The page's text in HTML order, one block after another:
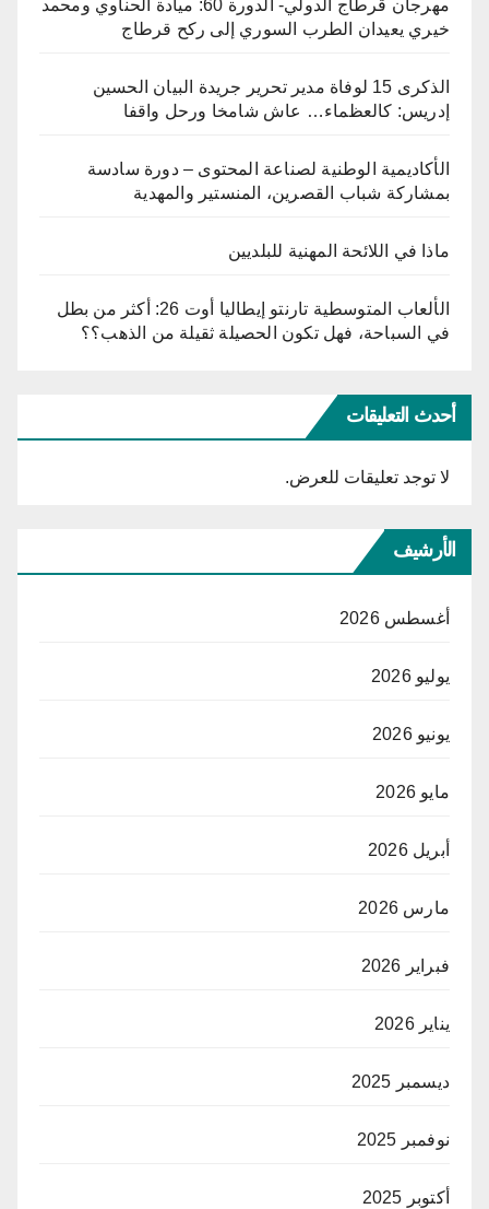
مهرجان قرطاج الدولي- الدورة 60: ميادة الحناوي ومحمد
خيري يعيدان الطرب السوري إلى ركح قرطاج
الذكرى 15 لوفاة مدير تحرير جريدة البيان الحسين
إدريس: كالعظماء… عاش شامخا ورحل واقفا
الأكاديمية الوطنية لصناعة المحتوى – دورة سادسة
بمشاركة شباب القصرين، المنستير والمهدية
ماذا في اللائحة المهنية للبلديين
الألعاب المتوسطية تارنتو إيطاليا أوت 26: أكثر من بطل
في السباحة، فهل تكون الحصيلة ثقيلة من الذهب؟؟
أحدث التعليقات
لا توجد تعليقات للعرض.
الأرشيف
أغسطس 2026
يوليو 2026
يونيو 2026
مايو 2026
أبريل 2026
مارس 2026
فبراير 2026
يناير 2026
ديسمبر 2025
نوفمبر 2025
أكتوبر 2025